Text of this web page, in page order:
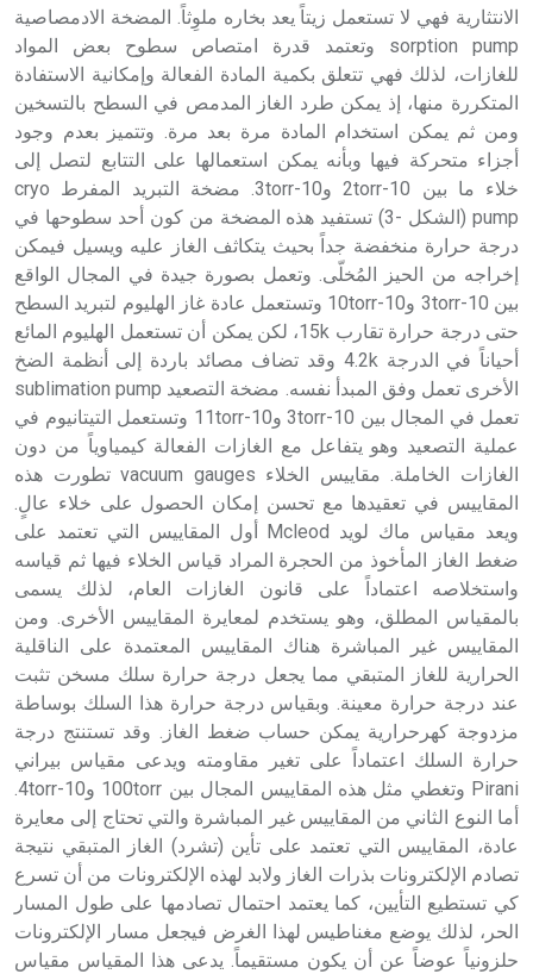
الانتثارية فهي لا تستعمل زيتاً يعد بخاره ملوِثاً. المضخة الادمصاصية
sorption pump وتعتمد قدرة امتصاص سطوح بعض المواد
للغازات، لذلك فهي تتعلق بكمية المادة الفعالة وإمكانية الاستفادة
المتكررة منها، إذ يمكن طرد الغاز المدمص في السطح بالتسخين
ومن ثم يمكن استخدام المادة مرة بعد مرة. وتتميز بعدم وجود
أجزاء متحركة فيها وبأنه يمكن استعمالها على التتابع لتصل إلى
خلاء ما بين 10-2torr و10-3torr. مضخة التبريد المفرط cryo
pump (الشكل -3) تستفيد هذه المضخة من كون أحد سطوحها في
درجة حرارة منخفضة جداً بحيث يتكاثف الغاز عليه ويسيل فيمكن
إخراجه من الحيز المُخلّى. وتعمل بصورة جيدة في المجال الواقع
بين 10-3torr و10-10torr وتستعمل عادة غاز الهليوم لتبريد السطح
حتى درجة حرارة تقارب 15k، لكن يمكن أن تستعمل الهليوم المائع
أحياناً في الدرجة 4.2k وقد تضاف مصائد باردة إلى أنظمة الضخ
الأخرى تعمل وفق المبدأ نفسه. مضخة التصعيد sublimation pump
تعمل في المجال بين 10-3torr و10-11torr وتستعمل التيتانيوم في
عملية التصعيد وهو يتفاعل مع الغازات الفعالة كيمياوياً من دون
الغازات الخاملة. مقاييس الخلاء vacuum gauges تطورت هذه
المقاييس في تعقيدها مع تحسن إمكان الحصول على خلاء عالٍ.
ويعد مقياس ماك لويد Mcleod أول المقاييس التي تعتمد على
ضغط الغاز المأخوذ من الحجرة المراد قياس الخلاء فيها ثم قياسه
واستخلاصه اعتماداً على قانون الغازات العام، لذلك يسمى
بالمقياس المطلق، وهو يستخدم لمعايرة المقاييس الأخرى. ومن
المقاييس غير المباشرة هناك المقاييس المعتمدة على الناقلية
الحرارية للغاز المتبقي مما يجعل درجة حرارة سلك مسخن تثبت
عند درجة حرارة معينة. وبقياس درجة حرارة هذا السلك بوساطة
مزدوجة كهرحرارية يمكن حساب ضغط الغاز. وقد تستنتج درجة
حرارة السلك اعتماداً على تغير مقاومته ويدعى مقياس بيراني
Pirani وتغطي مثل هذه المقاييس المجال بين 100torr و10-4torr.
أما النوع الثاني من المقاييس غير المباشرة والتي تحتاج إلى معايرة
عادة، المقاييس التي تعتمد على تأين (تشرد) الغاز المتبقي نتيجة
تصادم الإلكترونات بذرات الغاز ولابد لهذه الإلكترونات من أن تسرع
كي تستطيع التأيين، كما يعتمد احتمال تصادمها على طول المسار
الحر، لذلك يوضع مغناطيس لهذا الغرض فيجعل مسار الإلكترونات
حلزونياً عوضاً عن أن يكون مستقيماً. يدعى هذا المقياس مقياس